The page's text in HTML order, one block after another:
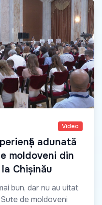
Video
adunată
moldoveni din
Chișinău
bun, dar nu au uitat
de moldoveni